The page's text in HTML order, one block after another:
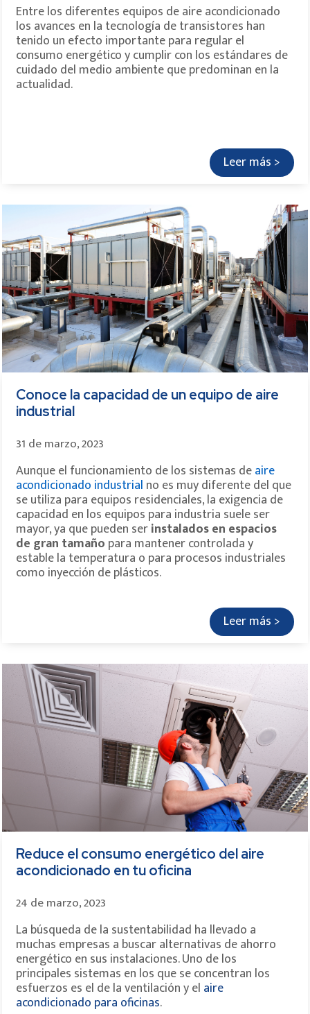
Entre los diferentes equipos de aire acondicionado
los avances en la tecnología de transistores han
tenido un efecto importante para regular el
consumo energético y cumplir con los estándares de
cuidado del medio ambiente que predominan en la
actualidad.
Leer más >
Conoce la capacidad de un equipo de aire
industrial
31 de marzo, 2023
Aunque el funcionamiento de los sistemas deaire
acondicionado industrial no es muy diferente del que
se utiliza para equipos residenciales, la exigencia de
capacidad en los equipos para industria suele ser
mayor, ya que pueden serinstalados en espacios
de gran tamaño para mantener controlada y
estable la temperatura o para procesos industriales
como inyección de plásticos.
Leer más >
Reduce el consumo energético del aire
acondicionado en tu oficina
24 de marzo, 2023
La búsqueda de la sustentabilidad ha llevado a
muchas empresas a buscar alternativas de ahorro
energético en sus instalaciones. Uno de los
principales sistemas en los que se concentran los
esfuerzos es el de la ventilación y el aire
acondicionado para oficinas.